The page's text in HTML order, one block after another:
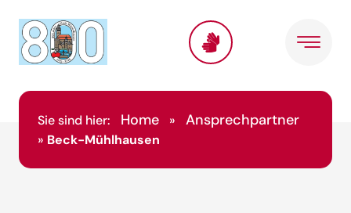
Sie sind hier: Home » Ansprechpartner
» Beck-Mühlhausen